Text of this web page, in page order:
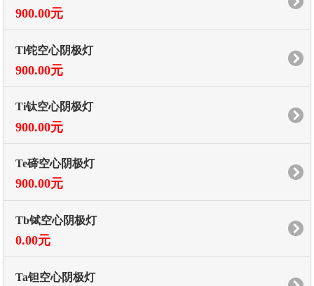
900.00元
Tl铊空心阴极灯
900.00元
Ti钛空心阴极灯
900.00元
Te碲空心阴极灯
900.00元
Tb铽空心阴极灯
0.00元
Ta钽空心阴极灯